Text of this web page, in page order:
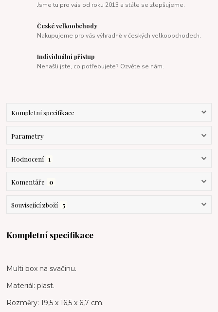
Jsme tu pro vás od roku 2013 a stále se zlepšujeme.
České velkoobchody
Nakupujeme pro vás výhradně v českých velkoobchodech.
Individuální přistup
Nenašli jste, co potřebujete? Ozvěte se nám.
Kompletní specifikace
Parametry
Hodnocení 1
Komentáře 0
Související zboží 5
Kompletní specifikace
Multi box na svačinu.
Materiál: plast.
Rozměry: 19,5 x 16,5 x 6,7 cm.